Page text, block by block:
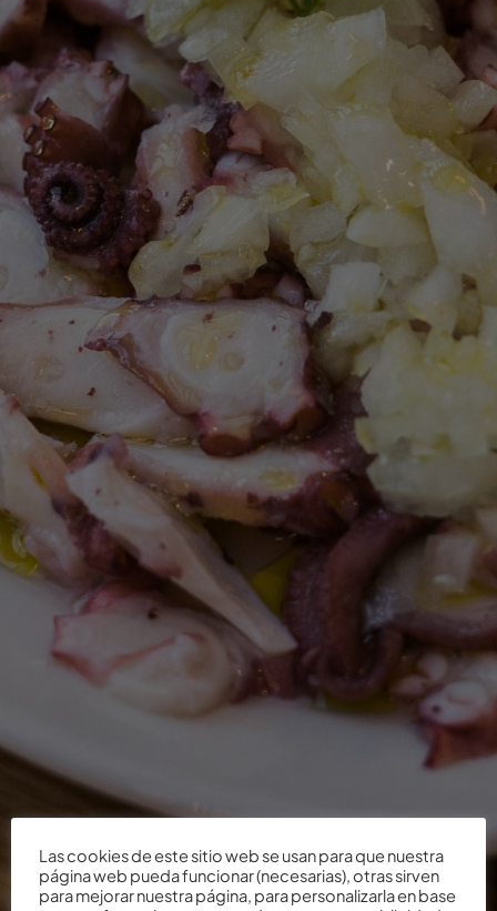
Las cookies de este sitio web se usan para que nuestra
página web pueda funcionar (necesarias), otras sirven
para mejorar nuestra página, para personalizarla en base